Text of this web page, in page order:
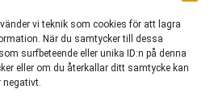
vi teknik som cookies för att lagra
När du samtycker till dessa
surfbeteende eller unika ID:n på denna
eller om du återkallar ditt samtycke kan
negativt.